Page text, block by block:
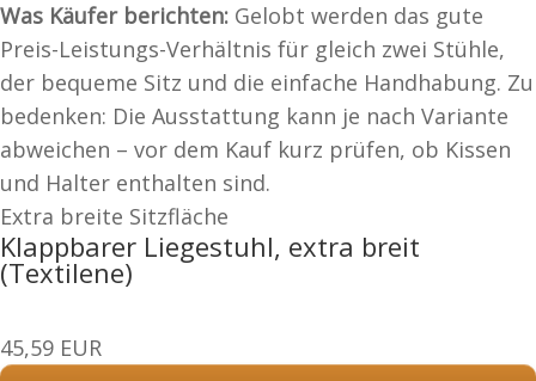
Was Käufer berichten: Gelobt werden das gute
Preis-Leistungs-Verhältnis für gleich zwei Stühle,
der bequeme Sitz und die einfache Handhabung. Zu
bedenken: Die Ausstattung kann je nach Variante
abweichen – vor dem Kauf kurz prüfen, ob Kissen
und Halter enthalten sind.
Extra breite Sitzfläche
Klappbarer Liegestuhl, extra breit
(Textilene)
45,59 EUR